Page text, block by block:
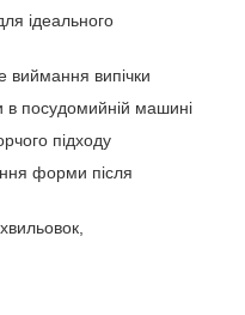
ідеального
виймання випічки
посудомийній машині
підходу
форми після